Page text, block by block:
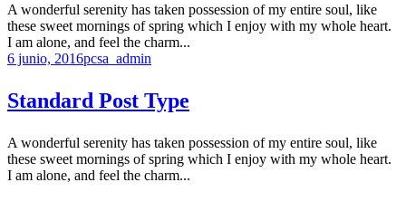
A wonderful serenity has taken possession of my entire soul, like
these sweet mornings of spring which I enjoy with my whole heart.
I am alone, and feel the charm...
6 junio, 2016pcsa_admin
Standard Post Type
A wonderful serenity has taken possession of my entire soul, like
these sweet mornings of spring which I enjoy with my whole heart.
I am alone, and feel the charm...